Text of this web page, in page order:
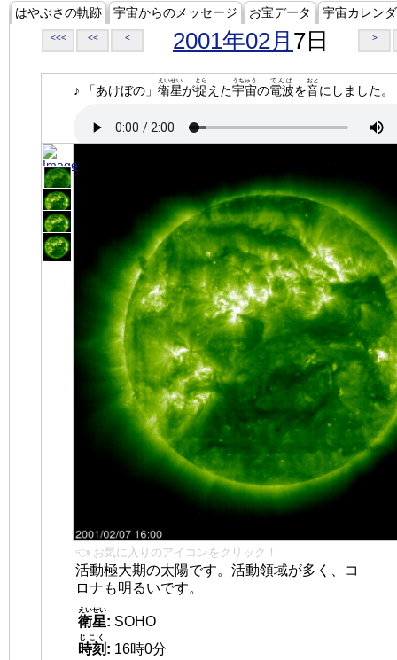
はやぶさの軌跡 宇宙からのメッセージ お宝データ 宇宙カレン
<<< << < 2001年02月 7日 >
♪ 「あけぼの」 衛星
えいせい
が捉
とら
えた宇宙
うちゅう
の電波
でんぱ
を音
おと
にしました。
👈 お気に入りのアイコンをクリック！
活動極大期の太陽です。活動領域が多く、コ
ロナも明るいです。
衛星
えいせい
: SOHO
時刻
じこく
: 16時0分